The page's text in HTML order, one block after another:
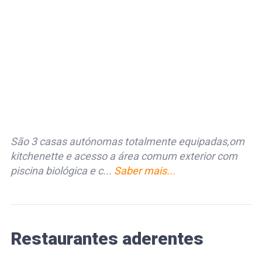
São 3 casas autónomas totalmente equipadas,om
kitchenette e acesso a área comum exterior com
piscina biológica e c... Saber mais...
Restaurantes aderentes